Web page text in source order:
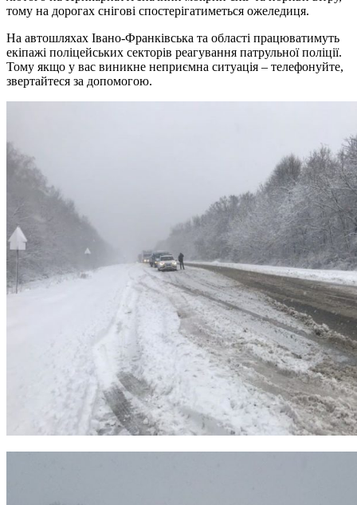
тому на дорогах снігові спостерігатиметься ожеледиця.
На автошляхах Івано-Франківська та області працюватимуть
екіпажі поліцейських секторів реагування патрульної поліції.
Тому якщо у вас виникне неприємна ситуація – телефонуйте,
звертайтеся за допомогою.